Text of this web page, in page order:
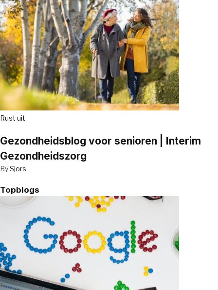
Rust uit
Gezondheidsblog voor senioren | Interim
Gezondheidszorg
BySjors
Topblogs